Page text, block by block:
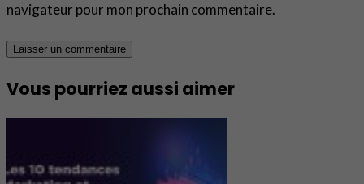
navigateur pour mon prochain commentaire.
Vous pourriez aussi aimer